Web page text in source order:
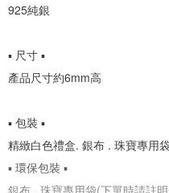
925純銀
▪ 尺寸 ▪
產品尺寸約6mm高
▪ 包裝 ▪
精緻白色禮盒. 銀布 . 珠寶專用
▪ 環保包裝 ▪
銀布 . 珠寶專用袋(下單時請註